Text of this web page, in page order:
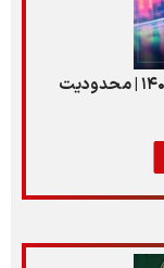
مهم‌ترین اخبار کدال امروز دوشنبه ۱ تیر ۱۴۰۵ | محدودیت